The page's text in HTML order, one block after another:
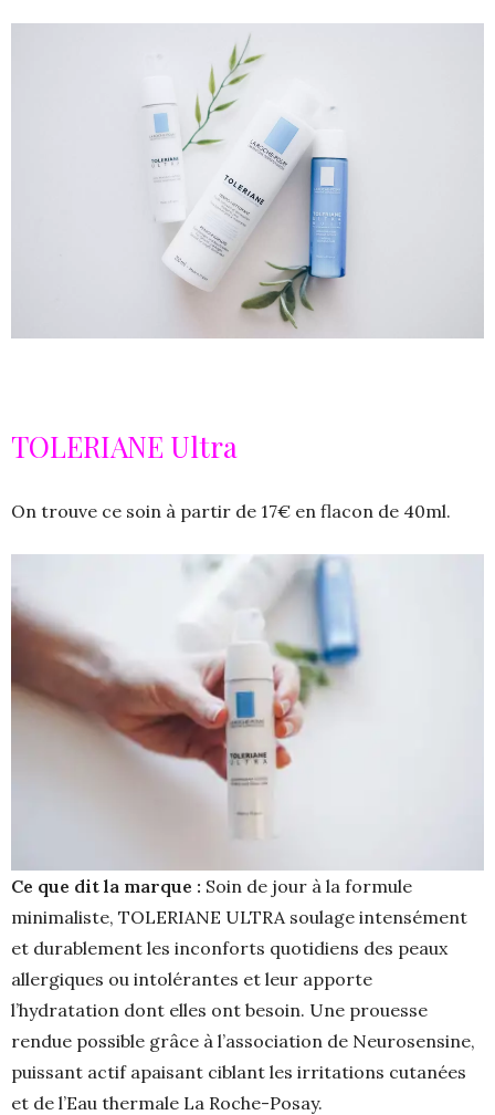
TOLERIANE Ultra
On trouve ce soin à partir de 17€ en flacon de 40ml.
Ce que dit la marque : Soin de jour à la formule
minimaliste, TOLERIANE ULTRA soulage intensément
et durablement les inconforts quotidiens des peaux
allergiques ou intolérantes et leur apporte
l’hydratation dont elles ont besoin. Une prouesse
rendue possible grâce à l’association de Neurosensine,
puissant actif apaisant ciblant les irritations cutanées
et de l’Eau thermale La Roche-Posay.